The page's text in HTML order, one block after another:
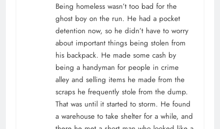
Being homeless wasn’t too bad for the
ghost boy on the run. He had a pocket
detention now, so he didn’t have to worry
about important things being stolen from
his backpack. He made some cash by
being a handyman for people in crime
alley and selling items he made from the
scraps he frequently stole from the dump.
That was until it started to storm. He found
a warehouse to take shelter for a while, and